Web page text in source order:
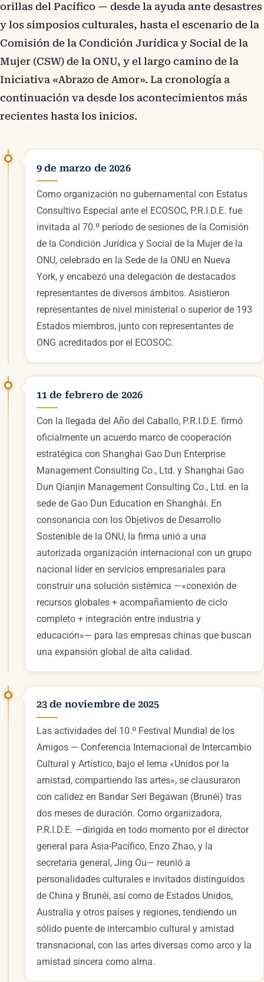
orillas del Pacífico — desde la ayuda ante desastres
y los simposios culturales, hasta el escenario de la
Comisión de la Condición Jurídica y Social de la
Mujer (CSW) de la ONU, y el largo camino de la
Iniciativa «Abrazo de Amor». La cronología a
continuación va desde los acontecimientos más
recientes hasta los inicios.
9 de marzo de 2026
Como organización no gubernamental con Estatus
Consultivo Especial ante el ECOSOC, P.R.I.D.E. fue
invitada al 70.º período de sesiones de la Comisión
de la Condición Jurídica y Social de la Mujer de la
ONU, celebrado en la Sede de la ONU en Nueva
York, y encabezó una delegación de destacados
representantes de diversos ámbitos. Asistieron
representantes de nivel ministerial o superior de 193
Estados miembros, junto con representantes de
ONG acreditados por el ECOSOC.
11 de febrero de 2026
Con la llegada del Año del Caballo, P.R.I.D.E. firmó
oficialmente un acuerdo marco de cooperación
estratégica con Shanghai Gao Dun Enterprise
Management Consulting Co., Ltd. y Shanghai Gao
Dun Qianjin Management Consulting Co., Ltd. en la
sede de Gao Dun Education en Shanghái. En
consonancia con los Objetivos de Desarrollo
Sostenible de la ONU, la firma unió a una
autorizada organización internacional con un grupo
nacional líder en servicios empresariales para
construir una solución sistémica —«conexión de
recursos globales + acompañamiento de ciclo
completo + integración entre industria y
educación»— para las empresas chinas que buscan
una expansión global de alta calidad.
23 de noviembre de 2025
Las actividades del 10.º Festival Mundial de los
Amigos — Conferencia Internacional de Intercambio
Cultural y Artístico, bajo el lema «Unidos por la
amistad, compartiendo las artes», se clausuraron
con calidez en Bandar Seri Begawan (Brunéi) tras
dos meses de duración. Como organizadora,
P.R.I.D.E. —dirigida en todo momento por el director
general para Asia-Pacífico, Enzo Zhao, y la
secretaria general, Jing Ou— reunió a
personalidades culturales e invitados distinguidos
de China y Brunéi, así como de Estados Unidos,
Australia y otros países y regiones, tendiendo un
sólido puente de intercambio cultural y amistad
transnacional, con las artes diversas como arco y la
amistad sincera como alma.